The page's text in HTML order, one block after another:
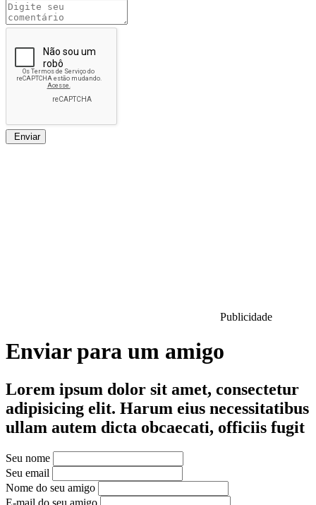
Enviar
Publicidade
Enviar para um amigo
Lorem ipsum dolor sit amet, consectetur
adipisicing elit. Harum eius necessitatibus
ullam autem dicta obcaecati, officiis fugit
Seu nome
Seu email
Nome do seu amigo
E-mail do seu amigo